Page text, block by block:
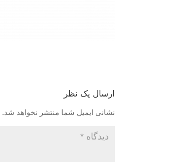
ارسال یک نظر
نشانی ایمیل شما منتشر نخواهد شد.